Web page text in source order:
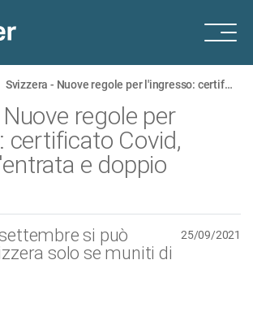
Svizzera - Nuove regole per l'ingresso: certificato Covid, modulo d'entrata e doppio tampone
regole per
certificato Covid,
e doppio
si può
solo se muniti di
25/09/2021